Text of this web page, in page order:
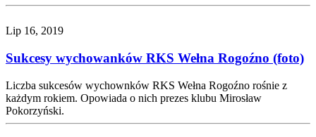
Lip 16, 2019
Sukcesy wychowanków RKS Wełna Rogoźno (foto)
Liczba sukcesów wychownków RKS Wełna Rogoźno rośnie z
każdym rokiem. Opowiada o nich prezes klubu Mirosław
Pokorzyński.